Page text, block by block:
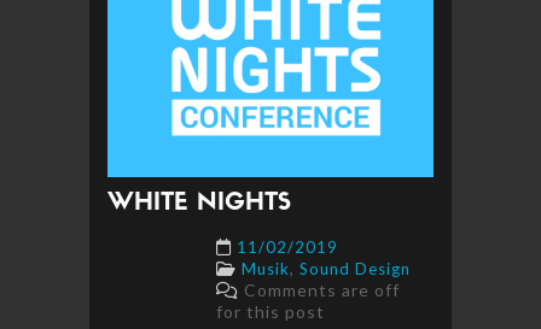
WHITE NIGHTS
11/02/2019
Musik, Sound Design
Comments are off
for this post